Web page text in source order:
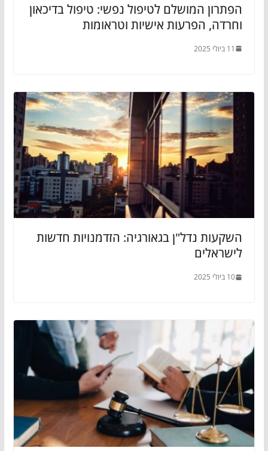
הפתרון המושלם לטיפול נפשי: טיפול בדיכאון
וחרדה, הפרעות אישיות וטראומות
11 ביולי 2025
השקעות נדל"ן בגאורגיה: הזדמנויות חדשות
לישראלים
10 ביולי 2025